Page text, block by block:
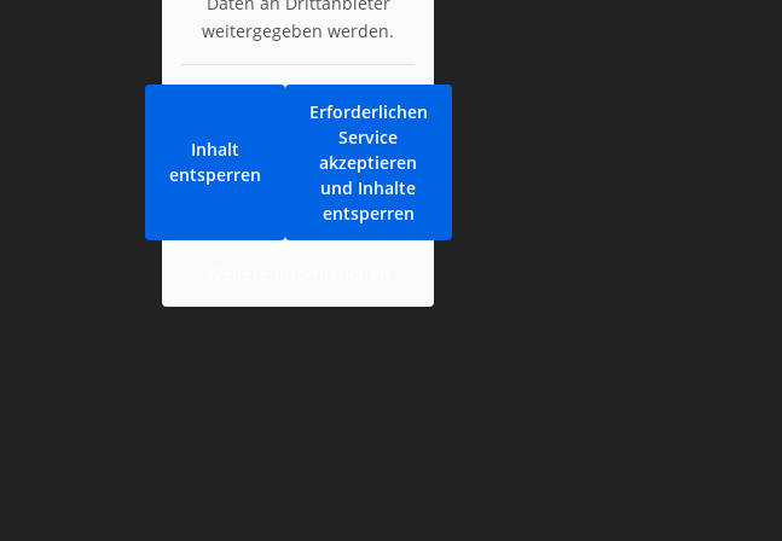
weitergegeben werden.
Inhalt
entsperren
Erforderlichen
Service
akzeptieren
und Inhalte
entsperren